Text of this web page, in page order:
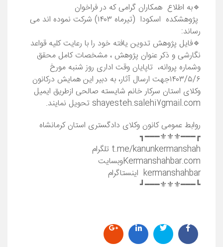
🔹به اطلاع همکاران گرامی که در فراخوان
پژوهشکده ا‌سکودا (تیرماه ۱۴۰۳) شرکت نموده اند می
رساند:
🔹فایل پژوهش تدوین يافته خود را با رعایت کلیه قواعد
نگارشی و ذکر عنوان پژوهش ، مشخصات کامل محقق
وشماره پروانه، تاپایان وقت اداری روز شنبه مورخ
۱۴۰۳/۵/۶جهت ارسال آثار، به دبیر این همایش درکانون
وکلای استان سرکار خانم شایسته صالحی ازطریق ایمیل
shayesteh.salehi7gmail.com تحویل نمایند.
روابط عمومی کانون وکلای دادگستری استان کرمانشاه
┏━━━⚜️⚜️⚜️━━━┓
t.me/kanunkermanshah تلگرام
Kermanshahbar.comوبسایت
kermanshahbar اینستاگرام
┗━━━⚜️⚜️⚜️━━━┛